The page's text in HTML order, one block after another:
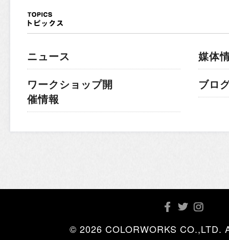
ニュース
ワークショップ開
催情報
媒体
ブロ
© 2026 COLORWORKS CO.,LTD.